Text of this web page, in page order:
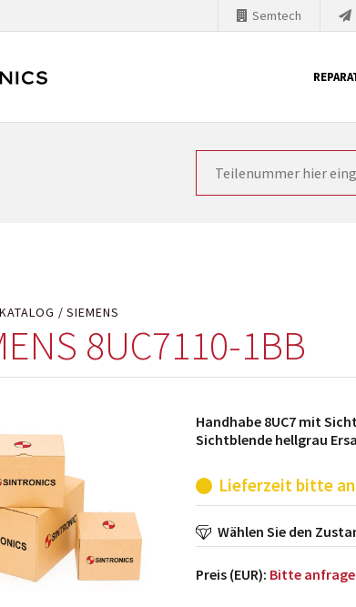
Semtech
Zusammenarbeit mit
SIEMENS
8UC7110-1BB
Handhabe 8UC7 mit
Sichtblende hellgrau
Lieferzeit bitte
Wählen Sie den
Preis (EUR): Bitte